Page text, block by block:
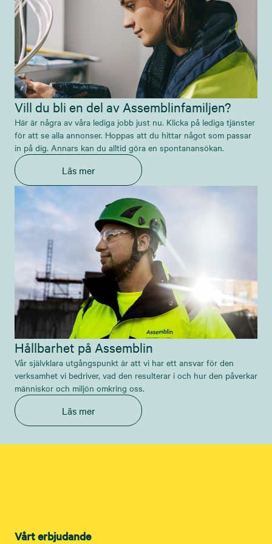
Vill du bli en del av Assemblinfamiljen?
Här är några av våra lediga jobb just nu. Klicka på lediga tjänster
för att se alla annonser. Hoppas att du hittar något som passar
in på dig. Annars kan du alltid göra en spontanansökan.
Läs mer
Hållbarhet på Assemblin
Vår självklara utgångspunkt är att vi har ett ansvar för den
verksamhet vi bedriver, vad den resulterar i och hur den påverkar
människor och miljön omkring oss.
Läs mer
Vårt erbjudande